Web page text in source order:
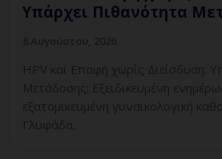
Υπάρχει Πιθανότητα
HPV και Επαφή χωρίς Διείσδυση:
Μετάδοσης; Εξειδικευμένη
εξατομικευμένη γυναικολογική
Γλυφάδα.